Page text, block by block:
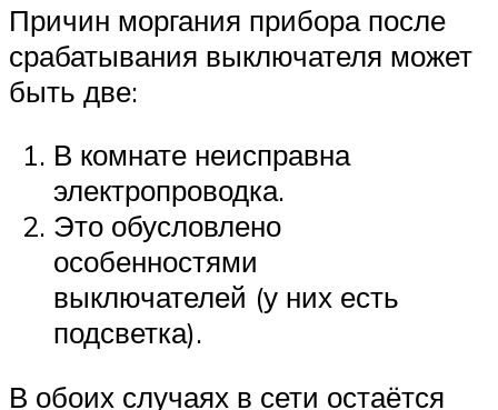
Причин моргания прибора после
срабатывания выключателя может
быть две:
В комнате неисправна
электропроводка.
Это обусловлено
особенностями
выключателей (у них есть
подсветка).
В обоих случаях в сети остаётся